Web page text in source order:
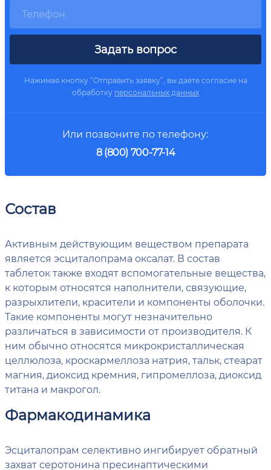
Задать вопрос
Нажимая кнопку “Отправить заявку”, вы даете согласие на
обработку персональных данных
Или позвоните по телефону:
8 (800) 700-77-14
Состав
Активным действующим веществом препарата
является эсциталопрама оксалат. В состав
таблеток также входят вспомогательные вещества,
к которым относятся наполнители, связующие,
разрыхлители, красители и компоненты оболочки.
Такие компоненты могут незначительно
различаться в зависимости от производителя. К
ним обычно относятся микрокристаллическая
целлюлоза, кроскармеллоза натрия, тальк, стеарат
магния, диоксид кремния, гипромеллоза, диоксид
титана и макрогол.
Фармакодинамика
Эсциталопрам селективно ингибирует обратный
захват серотонина пресинаптическими